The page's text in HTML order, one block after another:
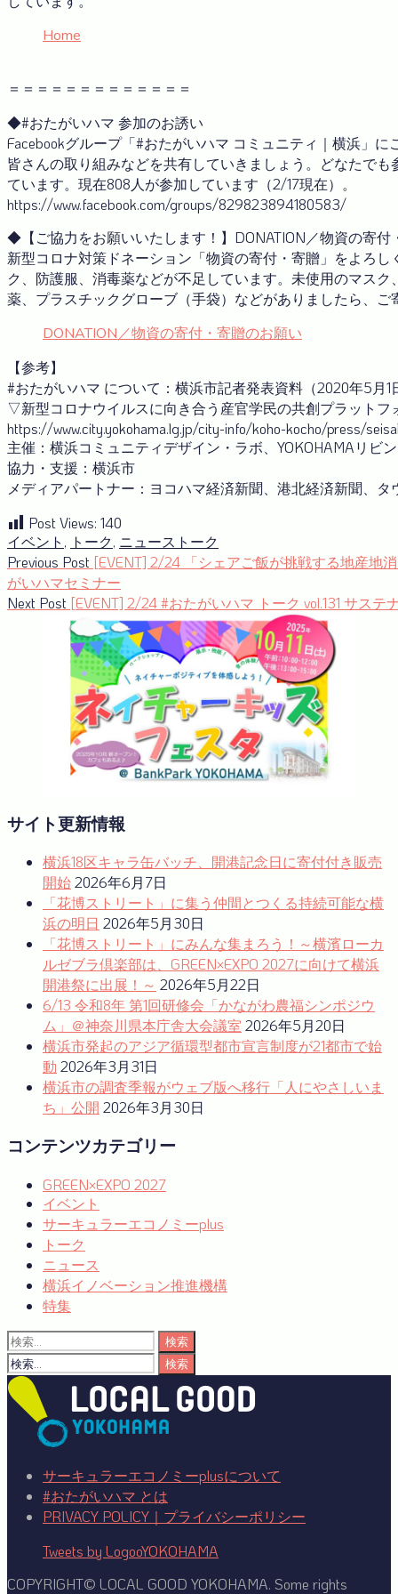
Home
＝＝＝＝＝＝＝＝＝＝＝＝＝
◆#おたがいハマ 参加のお誘い
Facebookグループ「#おたがいハマ コミュニティ｜横浜」
皆さんの取り組みなどを共有していきましょう。どなたで
ています。現在808人が参加しています（2/17現在）。
https://www.facebook.com/groups/829823894180583/
◆【ご協力をお願いいたします！】DONATION／物資の寄付
新型コロナ対策ドネーション「物資の寄付・寄贈」をよろ
ク、防護服、消毒薬などが不足しています。未使用のマス
薬、プラスチックグローブ（手袋）などがありましたら、
DONATION／物資の寄付・寄贈のお願い
【参考】
#おたがいハマ について：横浜市記者発表資料（2020年5月1
▽新型コロナウイルスに向き合う産官学⺠の共創プラット
https://www.city.yokohama.lg.jp/city-info/koho-kocho/press/
主催：横浜コミュニティデザイン・ラボ、YOKOHAMAリビ
協力・支援：横浜市
メディアパートナー：ヨコハマ経済新聞、港北経済新聞、タ
Post Views: 140
イベント , トーク, ニュース トーク
投
稿
Previous Post Previous
post:
[EVENT] 2/24 「シェアご飯が挑戦する地産地
がいハマセミナー
Next Post Next
post:
[EVENT] 2/24 #おたがいハマ トーク vol.131 サステ
サイト更新情報
横浜18区キャラ缶バッチ、開港記念日に寄付付き販売
開始2026年6月7日
「花博ストリート」に集う仲間とつくる持続可能な横
浜の明日 2026年5月30日
「花博ストリート」にみんな集まろう！～横濱ローカ
ルゼブラ倶楽部は、GREEN×EXPO 2027に向けて横浜
開港祭に出展！～ 2026年5月22日
6/13 令和8年 第1回研修会「かながわ農福シンポジウ
ム」＠神奈川県本庁舎大会議室 2026年5月20日
横浜市発起のアジア循環型都市宣言制度が21都市で始
動 2026年3月31日
横浜市の調査季報がウェブ版へ移行「人にやさしいま
ち」公開 2026年3月30日
コンテンツカテゴリー
GREEN×EXPO 2027
イベント
サーキュラーエコノミーplus
トーク
ニュース
横浜イノベーション推進機構
特集
検
索:
検
索:
サーキュラーエコノミーplusについて
#おたがいハマ とは
PRIVACY POLICY｜プライバシーポリシー
Tweets by LogooYOKOHAMA
COPYRIGHT© LOCAL GOOD YOKOHAMA. Some rights